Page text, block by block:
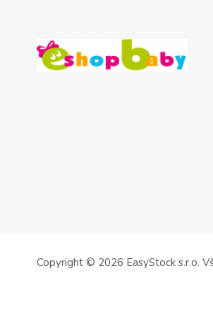
Copyright © 2026 EasyStock s.r.o.